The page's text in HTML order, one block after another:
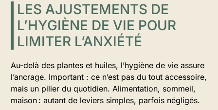
LES AJUSTEMENTS DE
L’HYGIÈNE DE VIE POUR
LIMITER L’ANXIÉTÉ
Au-delà des plantes et huiles, l’hygiène de vie assure
l’ancrage. Important : ce n’est pas du tout accessoire,
mais un pilier du quotidien. Alimentation, sommeil,
maison : autant de leviers simples, parfois négligés.